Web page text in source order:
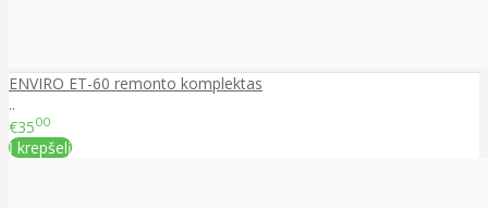
ENVIRO ET-60 remonto komplektas
..
€3500
Į krepšelį